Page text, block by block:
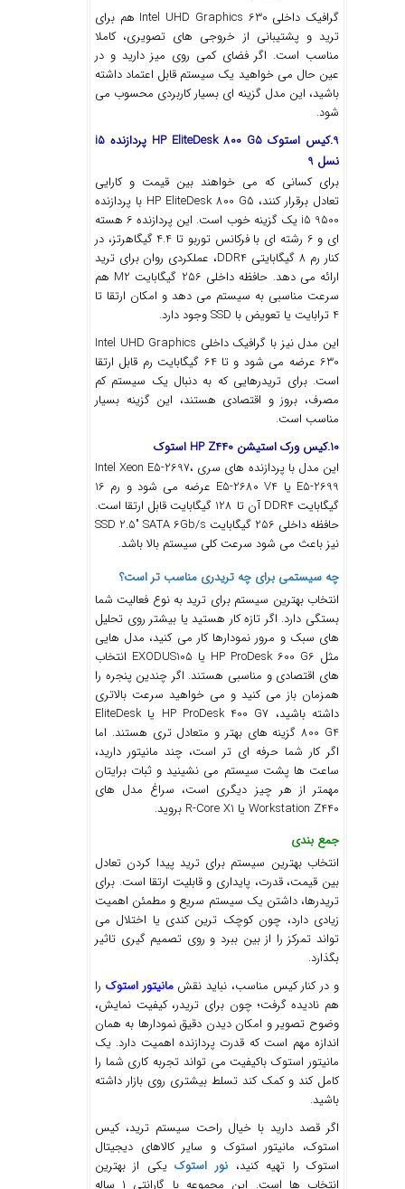
گرافیک داخلی Intel UHD Graphics 630 هم برای
ترید و پشتیبانی از خروجی ‌های تصویری، کاملا
مناسب است. اگر فضای کمی روی میز دارید و در
عین حال می ‌خواهید یک سیستم قابل ‌اعتماد داشته
باشید، این مدل گزینه ‌ای بسیار کاربردی محسوب می
‌شود.
9.کیس استوک HP EliteDesk 800 G5 پردازنده i5
نسل 9
برای کسانی که می ‌خواهند بین قیمت و کارایی
تعادل برقرار کنند، HP EliteDesk 800 G5 با پردازنده
i5 9500 یک گزینه خوب است. این پردازنده 6 هسته‌
ای و 6 رشته ‌ای با فرکانس توربو تا 4.4 گیگاهرتز، در
کنار رم 8 گیگابایتی DDR4، عملکردی روان برای ترید
ارائه می ‌دهد. حافظه داخلی 256 گیگابایت M2 هم
سرعت مناسبی به سیستم می ‌دهد و امکان ارتقا تا
4 ترابایت یا تعویض با SSD وجود دارد.
این مدل نیز با گرافیک داخلی Intel UHD Graphics
630 عرضه می ‌شود و تا 64 گیگابایت رم قابل ارتقا
است. برای تریدرهایی که به دنبال یک سیستم کم‌
مصرف، بروز و اقتصادی هستند، این گزینه بسیار
مناسب است.
10.کیس ورک استیشن HP Z440 استوک
این مدل با پردازنده‌ های سری Intel Xeon E5-2697،
E5-2699 یا E5-2680 V4 عرضه می ‌شود و رم 16
گیگابایت DDR4 آن تا 128 گیگابایت قابل ارتقا است.
حافظه داخلی 256 گیگابایت SSD 2.5″ SATA 6Gb/s
نیز باعث می‌ شود سرعت کلی سیستم بالا باشد.
چه سیستمی برای چه تریدری مناسب ‌تر است؟
انتخاب بهترین سیستم برای ترید به نوع فعالیت شما
بستگی دارد. اگر تازه‌ کار هستید یا بیشتر روی تحلیل
‌های سبک و مرور نمودارها کار می ‌کنید، مدل ‌هایی
مثل HP ProDesk 600 G6 یا EXODUS105 انتخاب‌
های اقتصادی و مناسبی هستند. اگر چندین پنجره را
همزمان باز می‌ کنید و می‌ خواهید سرعت بالاتری
داشته باشید، HP ProDesk 400 G7 یا EliteDesk
800 G4 گزینه‌ های بهتر و متعادل‌ تری هستند. اما
اگر کار شما حرفه‌ ای‌ تر است، چند مانیتور دارید،
ساعت ‌ها پشت سیستم می‌ نشینید و ثبات برایتان
مهمتر از هر چیز دیگری است، سراغ مدل ‌های
Workstation Z440 یا R-Core X1 بروید.
جمع‌ بندی
انتخاب بهترین سیستم برای ترید پیدا کردن تعادل
بین قیمت، قدرت، پایداری و قابلیت ارتقا است. برای
تریدرها، داشتن یک سیستم سریع و مطمئن اهمیت
زیادی دارد، چون کوچک ترین کندی یا اختلال می‌
تواند تمرکز را از بین ببرد و روی تصمیم‌ گیری تاثیر
بگذارد.
و در کنار کیس مناسب، نباید نقشمانیتور استوک را
هم نادیده گرفت؛ چون برای تریدر، کیفیت نمایش،
وضوح تصویر و امکان دیدن دقیق نمودارها به همان
اندازه مهم است که قدرت پردازنده اهمیت دارد. یک
مانیتور استوک باکیفیت می ‌تواند تجربه کاری شما را
کامل کند و کمک کند تسلط بیشتری روی بازار داشته
باشید.
اگر قصد دارید با خیال راحت سیستم ترید، کیس
استوک، مانیتور استوک و سایر کالاهای دیجیتال
استوک را تهیه کنید، نور استوکیکی از بهترین
انتخاب ‌ها است. این مجموعه با گارانتی ۱ ساله